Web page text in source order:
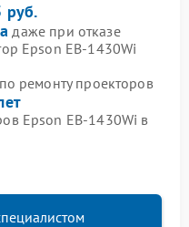
руб.
даже при отказе
Epson EB-1430Wi
ремонту проекторов
Epson EB-1430Wi в